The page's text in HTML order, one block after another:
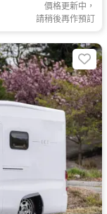
價格更新中，
請稍後再作預訂